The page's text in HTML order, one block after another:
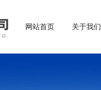
网站首页 关于我们